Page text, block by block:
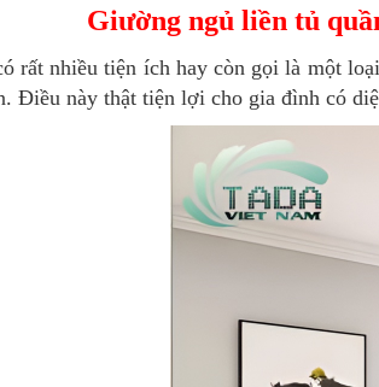
Giường ngủ liền tủ
rất nhiều tiện ích hay còn gọi là một
Điều này thật tiện lợi cho gia đình có